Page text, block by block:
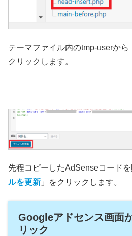
テーマファイル内のtmp-userから
クリックします。
先程コピーしたAdSenseコードを
ルを更新 」をクリックします。
Googleアドセンス画面
リック